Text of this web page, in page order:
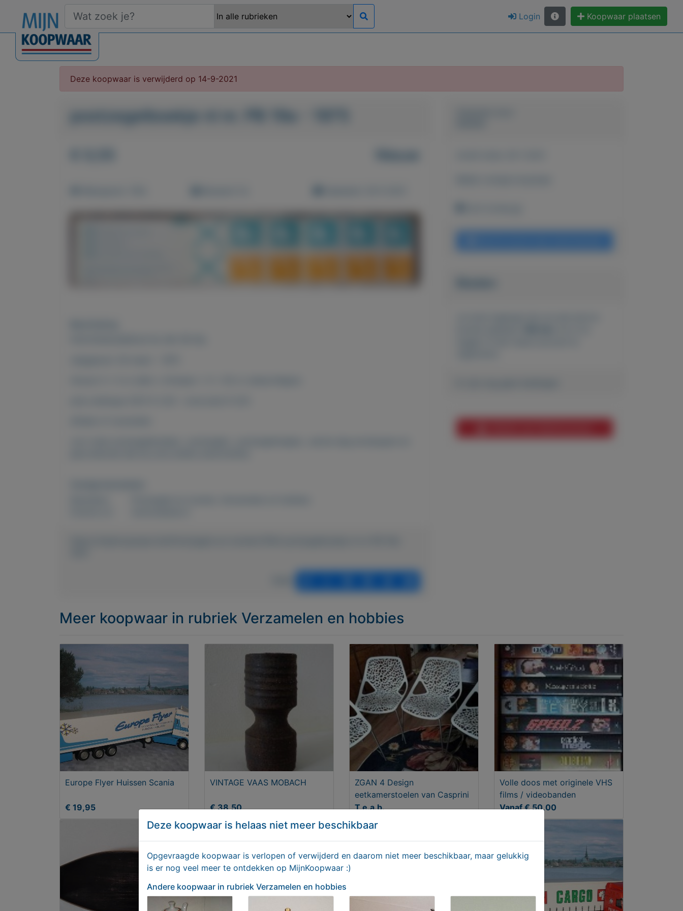
Login Koopwaar plaatsen
Deze koopwaar is verwijderd op 14-9-2021
postzegelboekje nl nr. PB 19a - 1975
Meer koopwaar in rubriek Verzamelen en hobbies
Europe Flyer Huissen Scania
€ 19,95
VINTAGE VAAS MOBACH
€ 38,50
ZGAN 4 Design
eetkamerstoelen van Casprini
T.e.a.b.
Volle doos met originele VHS
films / videobanden
Vanaf € 50,00
Deze koopwaar is helaas niet meer beschikbaar
Opgevraagde koopwaar is verlopen of verwijderd en daarom niet meer beschikbaar, maar gelukkig
is er nog veel meer te ontdekken op MijnKoopwaar :)
Andere koopwaar in rubriek Verzamelen en hobbies